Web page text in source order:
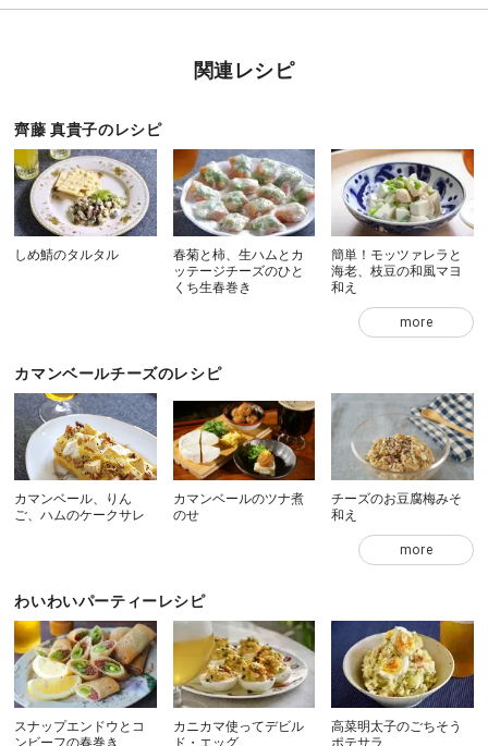
関連レシピ
齊藤 真貴子のレシピ
しめ鯖のタルタル
春菊と柿、生ハムとカ
ッテージチーズのひと
くち生春巻き
簡単！モッツァレラと
海老、枝豆の和風マヨ
和え
more
カマンベールチーズのレシピ
カマンベール、りん
ご、ハムのケークサレ
カマンベールのツナ煮
のせ
チーズのお豆腐梅みそ
和え
more
わいわいパーティーレシピ
スナップエンドウとコ
カニカマ使ってデビル
高菜明太子のごちそう